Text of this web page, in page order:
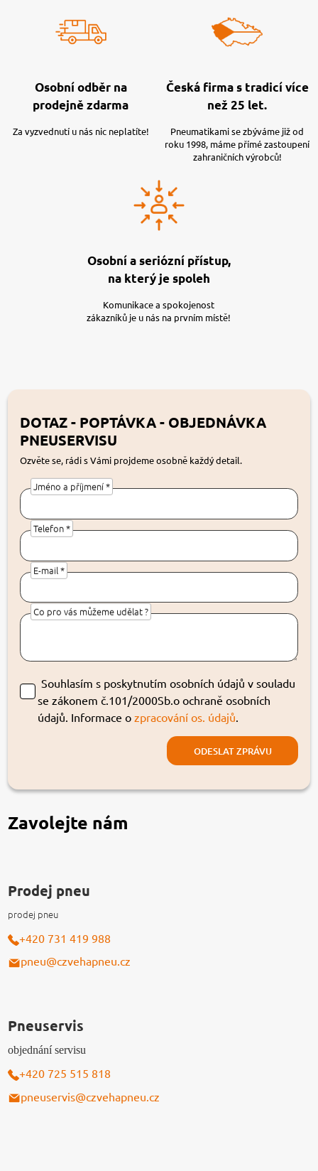
Osobní odběr na
prodejně zdarma
Za vyzvednutí u nás nic neplatíte!
Česká firma s tradicí více
než 25 let.
Pneumatikami se zbýváme již od
roku 1998, máme přímé zastoupení
zahraničních výrobců!
Osobní a seriózní přístup,
na který je spoleh
Komunikace a spokojenost
zákazníků je u nás na prvním místě!
DOTAZ - POPTÁVKA - OBJEDNÁVKA
PNEUSERVISU
Ozvěte se, rádi s Vámi projdeme osobně každý detail.
Jméno a příjmení *
Telefon *
E-mail *
Co pro vás můžeme udělat ?
Souhlasím s poskytnutím osobních údajů v souladu
se zákonem č.101/2000Sb.o ochraně osobních
údajů. Informace ozpracování os. údajů.
Zavolejte nám
Prodej pneu
prodej pneu
+420 731 419 988
pneu@czvehapneu.cz
Pneuservis
objednání servisu
+420 725 515 818
pneuservis@czvehapneu.cz